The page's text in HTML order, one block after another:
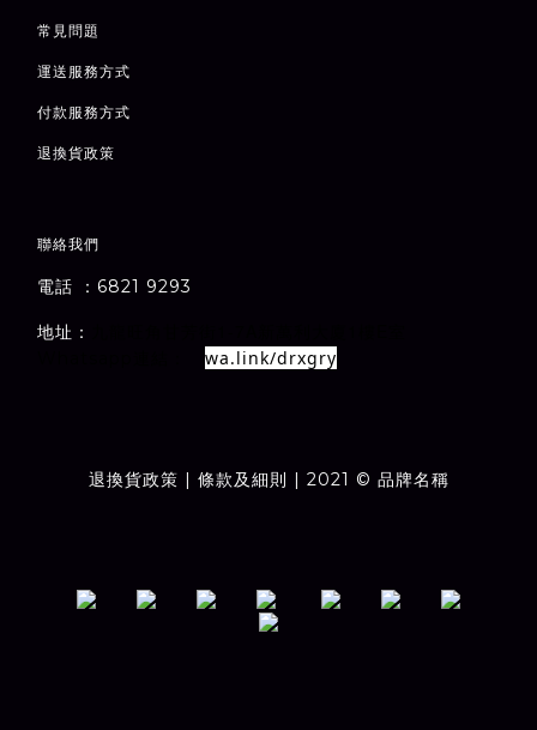
常見問題
運送服務方式
付款服務方式
退換貨政策
聯絡我們
電話 ：6821 9293
地址：
wa.link/drxgry
退換貨政策 | 條款及細則 | 2021 © 品牌名稱